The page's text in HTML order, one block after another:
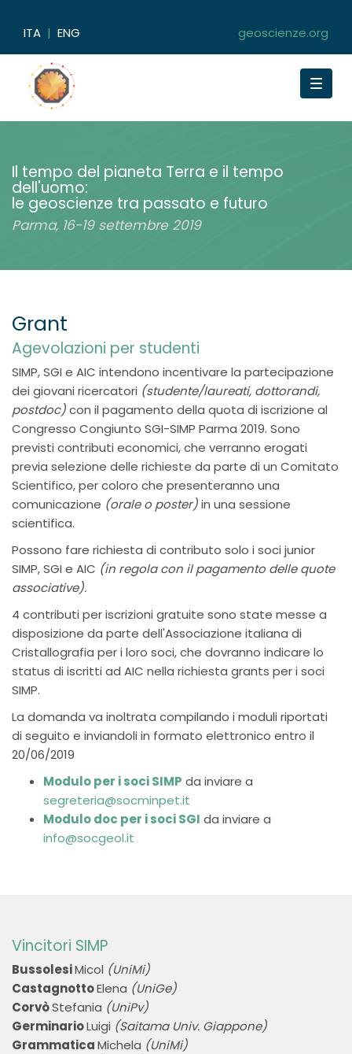
ITA | ENG geoscienze.org
Toggle
Il tempo del pianeta Terra e il tempo
dell'uomo:
le geoscienze tra passato e futuro
Parma, 16-19 settembre 2019
Grant
Agevolazioni per studenti
SIMP, SGI e AIC intendono incentivare la partecipazione
dei giovani ricercatori (studente/laureati, dottorandi,
postdoc)con il pagamento della quota di iscrizione al
Congresso Congiunto SGI-SIMP Parma 2019. Sono
previsti contributi economici, che verranno erogati
previa selezione delle richieste da parte di un Comitato
Scientifico, per coloro che presenteranno una
comunicazione (orale o poster)in una sessione
scientifica.
Possono fare richiesta di contributo solo i soci junior
SIMP, SGI e AIC (in regola con il pagamento delle quote
associative).
4 contributi per iscrizioni gratuite sono state messe a
disposizione da parte dell'Associazione italiana di
Cristallografia per i loro soci, che dovranno indicare lo
status di iscritti ad AIC nella richiesta grants per i soci
SIMP.
La domanda va inoltrata compilando i moduli riportati
di seguito e inviandoli in formato elettronico entro il
20/06/2019
Modulo per i soci SIMP da inviare a
segreteria@socminpet.it
Modulo doc per i soci SGI da inviare a
info@socgeol.it
Vincitori SIMP
BussolesiMicol (UniMi)
CastagnottoElena (UniGe)
CorvòStefania (UniPv)
GerminarioLuigi (Saitama Univ. Giappone)
GrammaticaMichela (UniMi)